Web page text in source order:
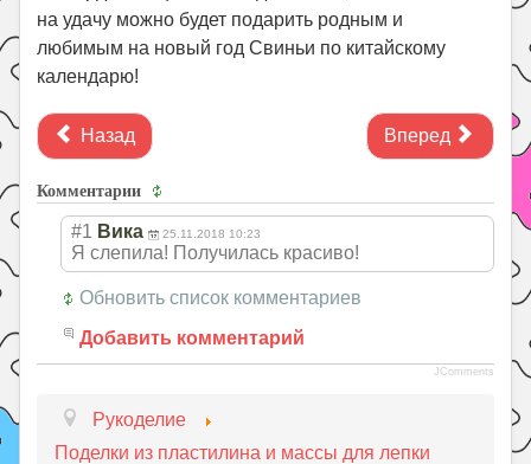
на удачу можно будет подарить родным и
любимым на новый год Свиньи по китайскому
календарю!
Назад Вперед
Комментарии
#1 Вика 25.11.2018 10:23
Я слепила! Получилась красиво!
Обновить список комментариев
Добавить комментарий
JComments
Рукоделие
Поделки из пластилина и массы для лепки